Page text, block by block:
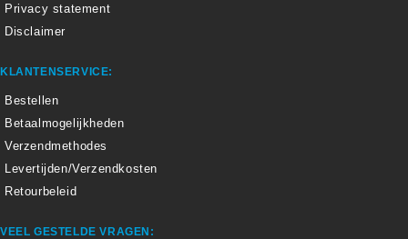
Privacy statement
Disclaimer
KLANTENSERVICE:
Bestellen
Betaalmogelijkheden
Verzendmethodes
Levertijden/Verzendkosten
Retourbeleid
VEEL GESTELDE VRAGEN: